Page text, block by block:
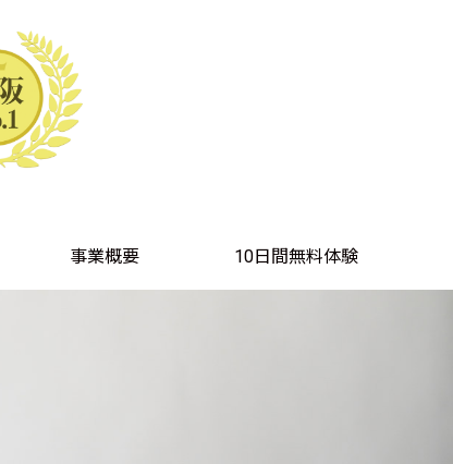
事業概要 10日間無料体験